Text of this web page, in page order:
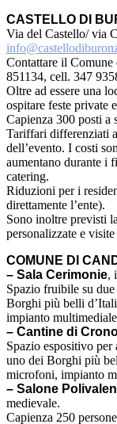
CASTELLO DI
Via del Castello/ via
Contattare il
851134, cell. 347
Oltre ad essere una
ospitare feste private
Capienza 300 posti a
Tariffari differenziati
dell’evento. I costi
aumentano durante i
catering.
Riduzioni per i
direttamente l’ente).
Sono inoltre previsti
personalizzate e
COMUNE DI
– Sala Cerimonie,
Spazio fruibile su
Borghi più belli
impianto
– Cantine di
Spazio espositivo
uno dei Borghi più
microfoni, impianto
– Salone
medievale.
Capienza 250